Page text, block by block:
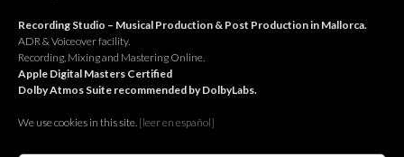
Recording Studio – Musical Production & Post Production in Mallorca.
ADR & Voiceover facility.
Recording, Mixing and Mastering Online.
Apple Digital Masters Certified
Dolby Atmos Suite recommended by DolbyLabs.
We use cookies in this site. [leer en español]
Estudi 2: ADR session for Balko.
produced by Ufa Fiction. Estudi 2: Sessió ADR amb Jochen